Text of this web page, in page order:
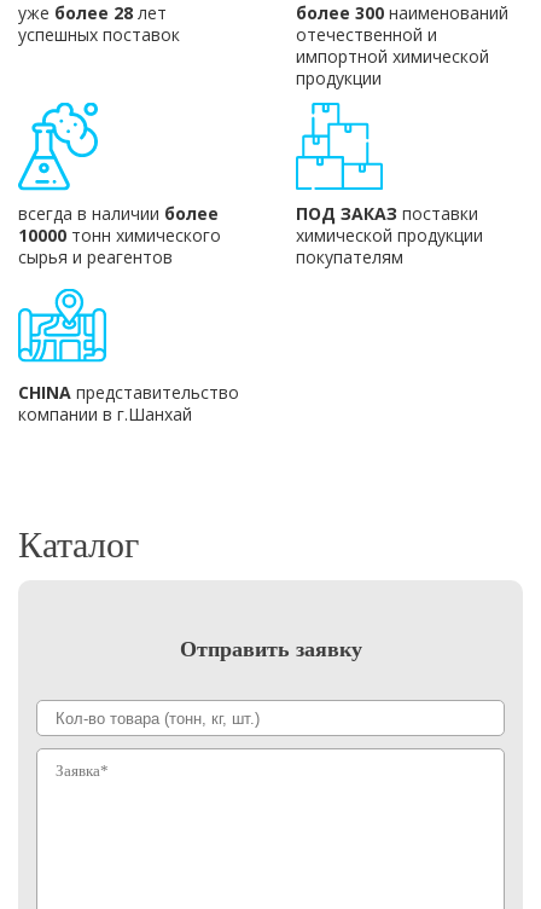
уже более 28 лет
успешных поставок
более 300наименований
отечественной и
импортной химической
продукции
всегда в наличии более
10000 тонн химического
сырья и реагентов
ПОД ЗАКАЗ поставки
химической продукции
покупателям
CHINA представительство
компании в г.Шанхай
Каталог
Отправить заявку